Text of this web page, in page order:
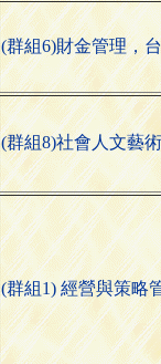
(群組6)財金管理，
(群組8)社會人文藝
(群組1) 經營與策